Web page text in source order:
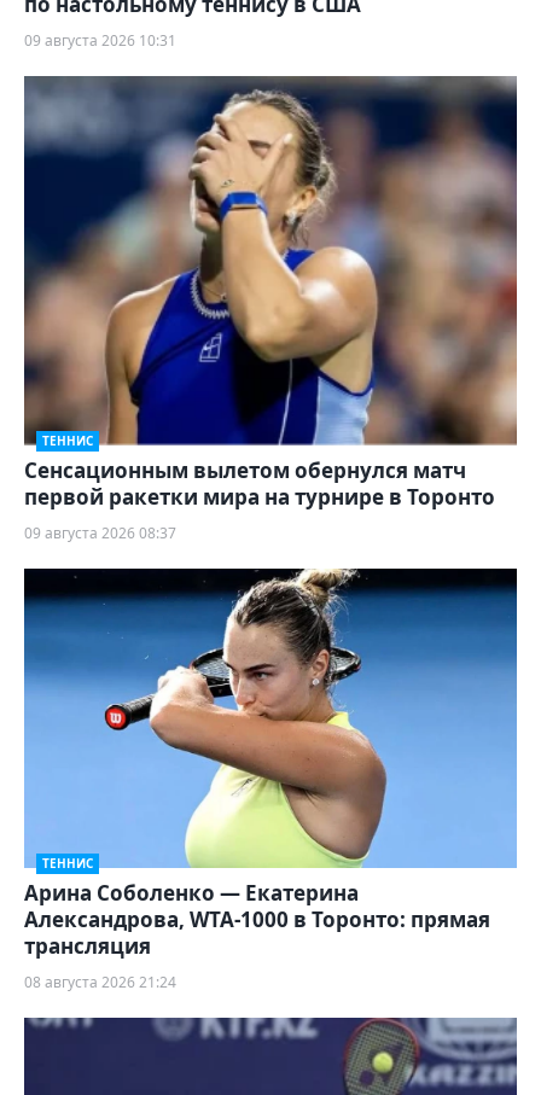
09 августа 2026 10:31
ТЕННИС
Сенсационным вылетом обернулся матч
первой ракетки мира на турнире в Торонто
09 августа 2026 08:37
ТЕННИС
Арина Соболенко — Екатерина
Александрова, WTA-1000 в Торонто: прямая
трансляция
08 августа 2026 21:24